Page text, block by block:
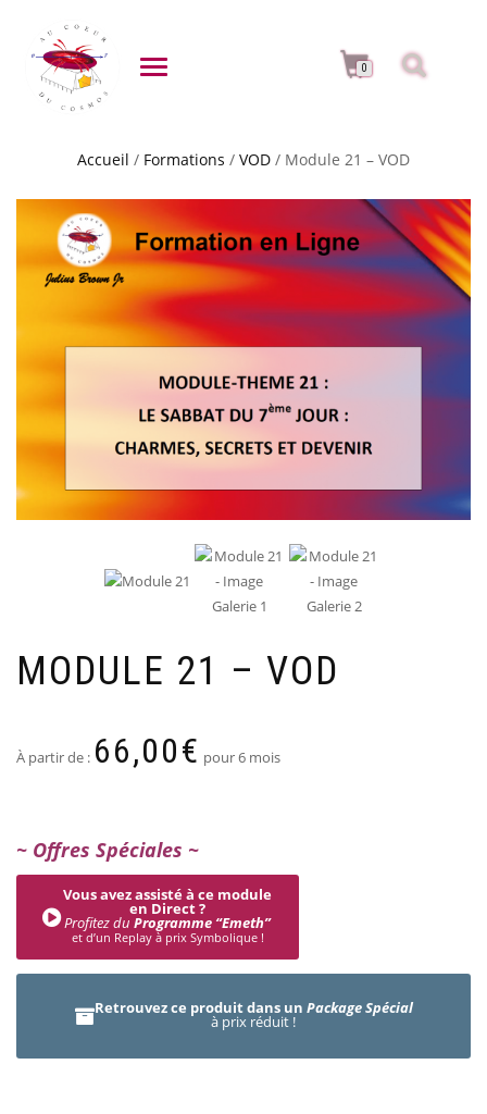
DÉPLIER LA NAVIGATION 0
Accueil / Formations / VOD / Module 21 – VOD
MODULE 21 – VOD
À partir de : 66,00€ pour 6 mois
~ Offres Spéciales ~
Vous avez assisté à ce module
en Direct ?
Profitez du Programme “Emeth”
et d’un Replay à prix Symbolique !
Retrouvez ce produit dans un Package Spécial
à prix réduit !